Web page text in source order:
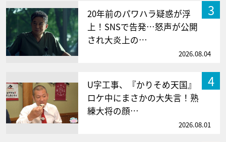
3
20年前のパワハラ疑惑が浮
上！SNSで告発…怒声が公開
され大炎上の…
2026.08.04
4
U字工事、『かりそめ天国』
ロケ中にまさかの大失言！熟
練大将の顔…
2026.08.01